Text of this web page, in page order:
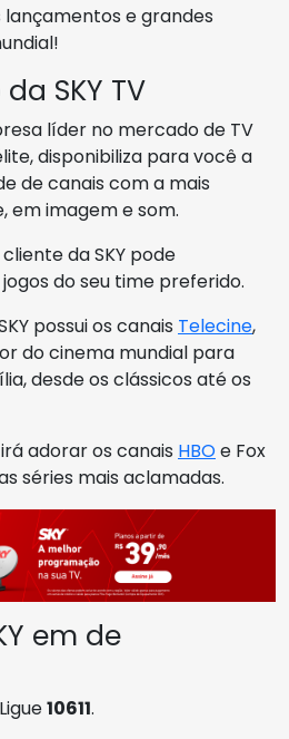
lançamentos e grandes
SKY TV
líder no mercado de TV
disponibiliza para você a
de canais com a mais
em imagem e som.
da SKY pode
do seu time preferido.
possui os canais Telecine,
do cinema mundial para
desde os clássicos até os
adorar os canais HBOe Fox
séries mais aclamadas.
em de
10611.